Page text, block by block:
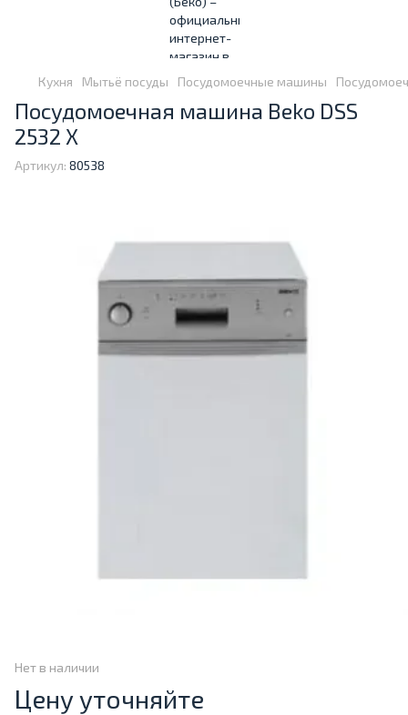
Кухня Мытьё посуды Посудомоечные машины
Посудомоечная машина Beko DSS
2532 X
Артикул: 80538
Нет в наличии
Цену уточняйте